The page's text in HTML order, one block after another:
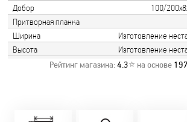
Добор
100/
Притворная планка
Ширина
Изготовление
Высота
Изготовление
Рейтинг магазина:4.3⭐ на основе 197
Замер бесплатно!